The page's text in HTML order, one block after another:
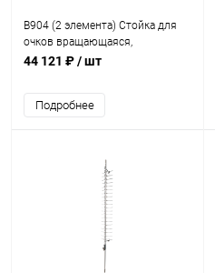
B904 (2 элемента) Стойка для
очков вращающаяся,
вместимость 70 шт. H=1800мм,
44 121 ₽/ шт
Подробнее